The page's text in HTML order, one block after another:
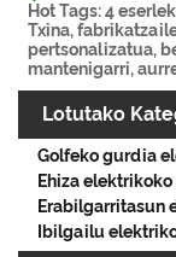
Hot Tags: 4
Txina,
pertsonalizatua,
mantenigarri,
Lotutako
Golfeko gurdia
Ehiza
Erabilgarritasun
Ibilgailu